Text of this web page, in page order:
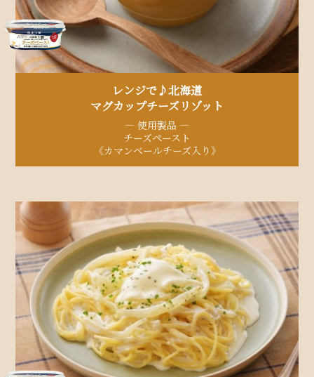
レンジで♪北海道
マグカップチーズリゾット
— 使用製品 —
チーズペースト
《カマンベールチーズ入り》